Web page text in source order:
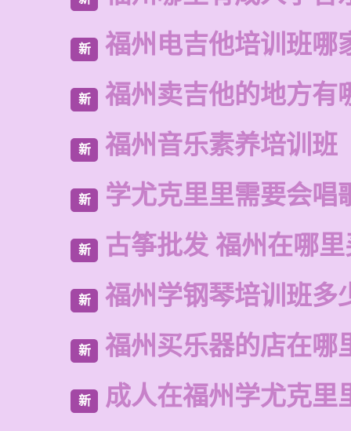
新 福州电吉他培训班哪
新 福州卖吉他的地方有
新 福州音乐素养培训班
新 学尤克里里需要会唱
新 古筝批发 福州在哪
新 福州学钢琴培训班多
新 福州买乐器的店在哪
新 成人在福州学尤克里